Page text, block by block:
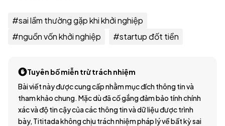
#sai lầm thường gặp khi khởi nghiệp
#nguồn vốn khởi nghiệp #startup đốt tiền
Tuyên bố miễn trừ trách nhiệm
Bài viết này được cung cấp nhằm mục đích thông tin và
tham khảo chung. Mặc dù đã cố gắng đảm bảo tính chính
xác và độ tin cậy của các thông tin và dữ liệu được trình
bày, Tititada không chịu trách nhiệm pháp lý về bất kỳ sai